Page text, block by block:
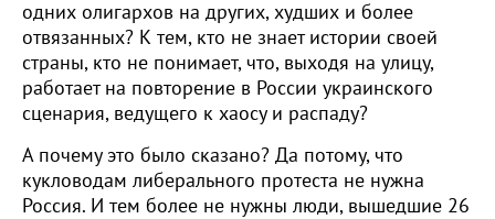
одних олигархов на других, худших и более
отвязанных? К тем, кто не знает истории своей
страны, кто не понимает, что, выходя на улицу,
работает на повторение в России украинского
сценария, ведущего к хаосу и распаду?
А почему это было сказано? Да потому, что
кукловодам либерального протеста не нужна
Россия. И тем более не нужны люди, вышедшие 26